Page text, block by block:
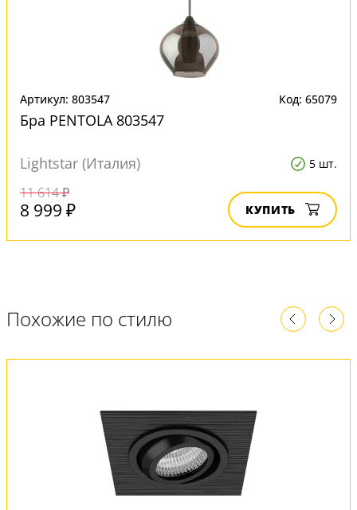
Артикул: 803547 Код: 65079
Бра PENTOLA 803547
Lightstar (Италия) 5 шт.
11 614 ₽
8 999 ₽ КУПИТЬ
Похожие по стилю